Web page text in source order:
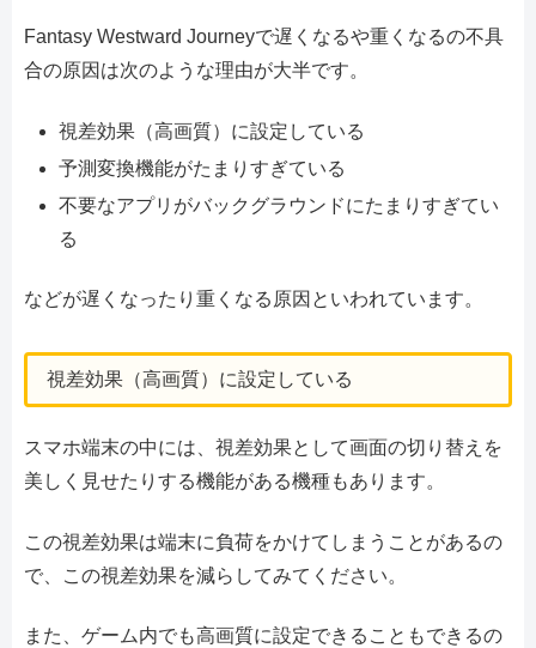
Fantasy Westward Journeyで遅くなるや重くなるの不具
合の原因は次のような理由が大半です。
視差効果（高画質）に設定している
予測変換機能がたまりすぎている
不要なアプリがバックグラウンドにたまりすぎてい
る
などが遅くなったり重くなる原因といわれています。
視差効果（高画質）に設定している
スマホ端末の中には、視差効果として画面の切り替えを
美しく見せたりする機能がある機種もあります。
この視差効果は端末に負荷をかけてしまうことがあるの
で、この視差効果を減らしてみてください。
また、ゲーム内でも高画質に設定できることもできるの